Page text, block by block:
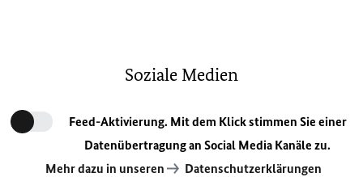
Soziale Medien
Feed-Aktivierung. Mit dem Klick stimmen Sie einer
Datenübertragung an Social Media Kanäle zu.
Mehr dazu in unseren
Datenschutzerklärungen